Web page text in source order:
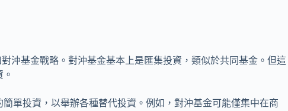
沖基金戰略。對沖基金基本上是匯集投資，類似於共同基金。但這
單投資，以舉辦各種替代投資。例如，對沖基金可能僅集中在商